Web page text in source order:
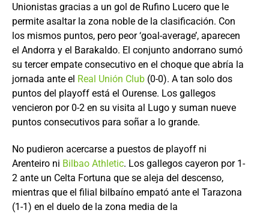
Unionistas gracias a un gol de Rufino Lucero que le
permite asaltar la zona noble de la clasificación. Con
los mismos puntos, pero peor ‘goal-average’, aparecen
el Andorra y el Barakaldo. El conjunto andorrano sumó
su tercer empate consecutivo en el choque que abría la
jornada ante el Real Unión Club (0-0). A tan solo dos
puntos del playoff está el Ourense. Los gallegos
vencieron por 0-2 en su visita al Lugo y suman nueve
puntos consecutivos para soñar a lo grande.
No pudieron acercarse a puestos de playoff ni
Arenteiro ni Bilbao Athletic. Los gallegos cayeron por 1-
2 ante un Celta Fortuna que se aleja del descenso,
mientras que el filial bilbaíno empató ante el Tarazona
(1-1) en el duelo de la zona media de la